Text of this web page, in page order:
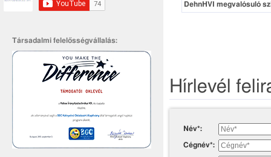
Társadalmi felelősségvállalás:
DehnHVI megvalósuló
Hírlevél
Név*:
Cégnév*: